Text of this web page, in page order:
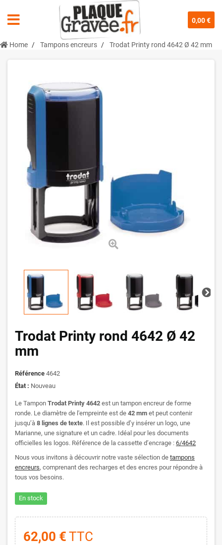
0,00 €
Home Tampons encreurs Trodat Printy rond 4642 Ø 42 mm
Trodat Printy rond 4642 Ø 42
mm
Référence 4642
État : Nouveau
Le Tampon Trodat Printy 4642 est un tampon encreur de forme
ronde. Le diamètre de l'empreinte est de 42 mm et peut contenir
jusqu’à 8 lignes de texte. Il est possible d’y insérer un logo, une
Marianne, une signature et un cadre. Idéal pour les documents
officielles les logos. Référence de la cassette d’encrage : 6/4642
Nous vous invitons à découvrir notre vaste sélection de tampons
encreurs, comprenant des recharges et des encres pour répondre à
tous vos besoins.
En stock
62,00 € TTC